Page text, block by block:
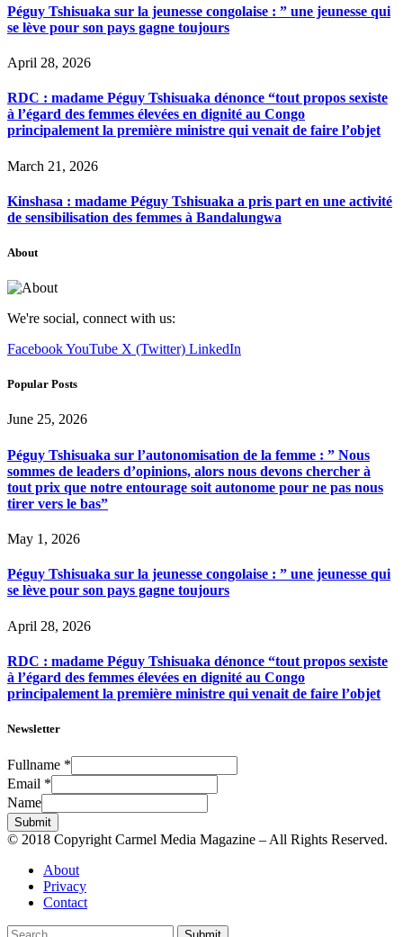
Péguy Tshisuaka sur la jeunesse congolaise : ” une jeunesse qui
se lève pour son pays gagne toujours
April 28, 2026
RDC : madame Péguy Tshisuaka dénonce “tout propos sexiste
à l’égard des femmes élevées en dignité au Congo
principalement la première ministre qui venait de faire l’objet
March 21, 2026
Kinshasa : madame Péguy Tshisuaka a pris part en une activité
de sensibilisation des femmes à Bandalungwa
About
We're social, connect with us:
FacebookYouTube X (Twitter) LinkedIn
Popular Posts
June 25, 2026
Péguy Tshisuaka sur l’autonomisation de la femme : ” Nous
sommes de leaders d’opinions, alors nous devons chercher à
tout prix que notre entourage soit autonome pour ne pas nous
tirer vers le bas”
May 1, 2026
Péguy Tshisuaka sur la jeunesse congolaise : ” une jeunesse qui
se lève pour son pays gagne toujours
April 28, 2026
RDC : madame Péguy Tshisuaka dénonce “tout propos sexiste
à l’égard des femmes élevées en dignité au Congo
principalement la première ministre qui venait de faire l’objet
Newsletter
Fullname *
Email *
Name
Submit
© 2018 Copyright Carmel Media Magazine – All Rights Reserved.
About
Privacy
Contact